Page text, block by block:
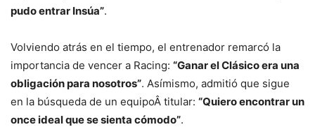
pudo entrar Insúa”.
Volviendo atrás en el tiempo, el entrenador remarcó la
importancia de vencer a Racing: “Ganar el Clásico era una
obligación para nosotros”. Asímismo, admitió que sigue
en la búsqueda de un equipoÂ titular: “Quiero encontrar un
once ideal que se sienta cómodo”.